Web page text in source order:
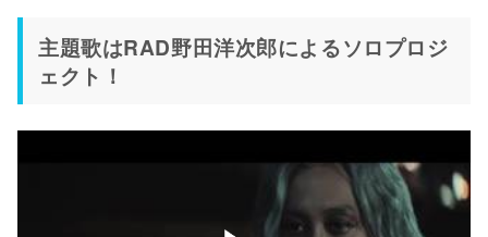
主題歌はRAD野田洋次郎によるソロプロジ
ェクト！